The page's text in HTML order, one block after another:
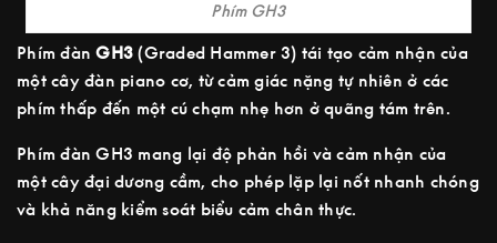
Phím GH3
Phím đànGH3 (Graded Hammer 3) tái tạo cảm nhận của
một cây đàn piano cơ, từ cảm giác nặng tự nhiên ở các
phím thấp đến một cú chạm nhẹ hơn ở quãng tám trên.
Phím đàn GH3 mang lại độ phản hồi và cảm nhận của
một cây đại dương cầm, cho phép lặp lại nốt nhanh chóng
và khả năng kiểm soát biểu cảm chân thực.